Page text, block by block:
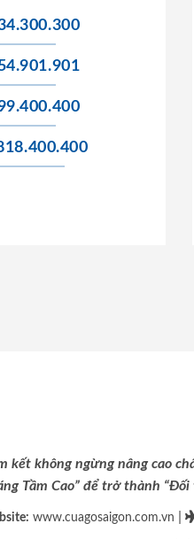
kết không ngừng nâng cao
Tầm Cao” để trở thành
www.cuagosaigon.com.vn